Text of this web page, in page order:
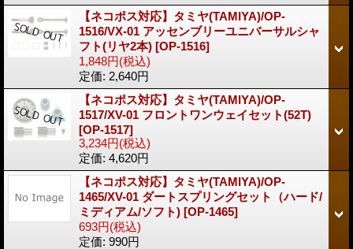
【ネコポス対応】タミヤ(TAMIYA)/OP-
1516/VX-01 アッセンブリーユニバーサルシャ
フト(リヤ2本) [OP-1516]
1,848円(税込)
定価: 2,640円
【ネコポス対応】タミヤ(TAMIYA)/OP-
1517/XV-01 フロントワンウェイセット(52T)
[OP-1517]
3,234円(税込)
定価: 4,620円
【ネコポス対応】タミヤ(TAMIYA)/OP-
1465/XV-01 ダートスプリングセット（ハード/
ミディアム/ソフト) [OP-1465]
693円(税込)
定価: 990円